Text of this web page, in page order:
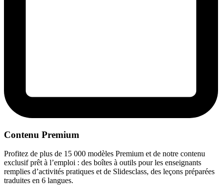
Contenu Premium
Profitez de plus de 15 000 modèles Premium et de notre contenu
exclusif prêt à l’emploi : des boîtes à outils pour les enseignants
remplies d’activités pratiques et de Slidesclass, des leçons préparées
traduites en 6 langues.